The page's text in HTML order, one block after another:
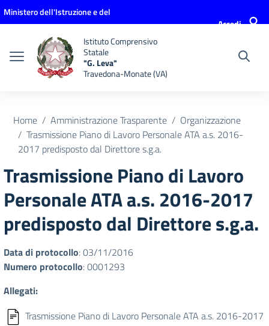
Vai ai contenuti
Vai al menu di navigazione
Vai al footer
Ministero dell'Istruzione e del
Accedi
Istituto Comprensivo
Statale
"G. Leva"
Travedona-Monate (VA)
Home Amministrazione Trasparente
Organizzazione
Trasmissione Piano di Lavoro Personale ATA a.s. 2016-
2017 predisposto dal Direttore s.g.a.
Trasmissione Piano di Lavoro
Personale ATA a.s. 2016-2017
predisposto dal Direttore s.g.a.
Data di protocollo: 03/11/2016
Numero protocollo: 0001293
Allegati:
Trasmissione Piano di Lavoro Personale ATA a.s. 2016-2017